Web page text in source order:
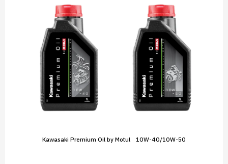
Kawasaki Premium Oil by Motul 10W-40/10W-50